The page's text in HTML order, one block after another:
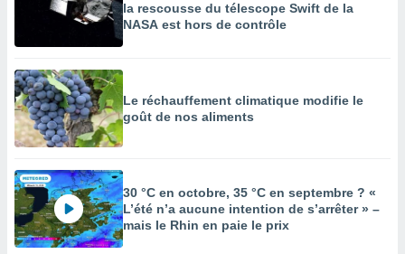
la rescousse du télescope Swift de la
NASA est hors de contrôle
Le réchauffement climatique modifie le
goût de nos aliments
30 °C en octobre, 35 °C en septembre ? «
L’été n’a aucune intention de s’arrêter » –
mais le Rhin en paie le prix